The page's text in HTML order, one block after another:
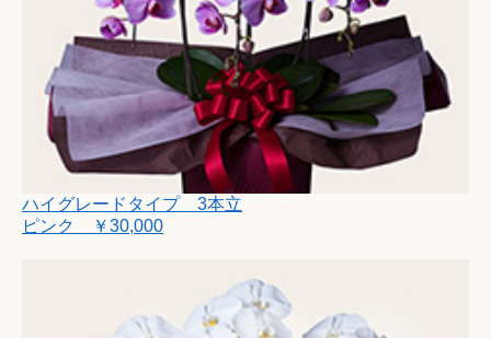
ハイグレードタイプ 3本立
ピンク ￥30,000